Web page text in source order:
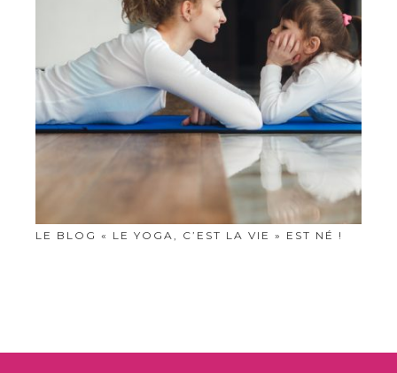
LE BLOG « LE YOGA, C’EST LA VIE » EST NÉ !